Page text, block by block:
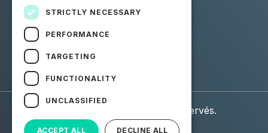
Certifiez votre batterie
Suivez-nous
Facebook
Linkedin
© 2026 Moba. Tous droits réservés.
STRICTLY NECESSARY
PERFORMANCE
TARGETING
FUNCTIONALITY
UNCLASSIFIED
ACCEPT ALL DECLINE ALL